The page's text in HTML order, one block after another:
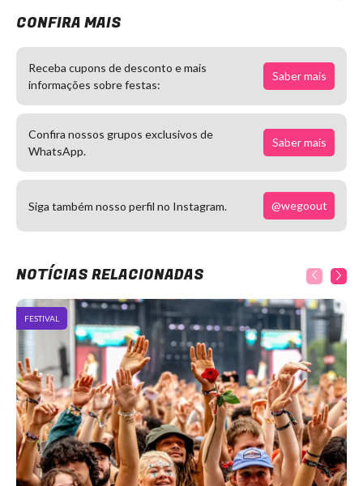
CONFIRA MAIS
Receba cupons de desconto e mais
informações sobre festas:
Saber mais
Confira nossos grupos exclusivos de
WhatsApp.
Saber mais
Siga também nosso perfil no Instagram. @wegoout
NOTÍCIAS RELACIONADAS
FESTIVAL